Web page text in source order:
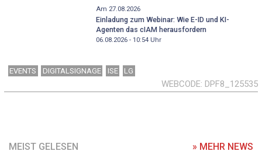
Am 27.08.2026
Einladung zum Webinar: Wie E-ID und KI-
Agenten das cIAM herausfordern
06.08.2026 - 10:54Uhr
EVENTS DIGITALSIGNAGE ISE LG
WEBCODE DPF8_125535
MEIST GELESEN » MEHR NEWS